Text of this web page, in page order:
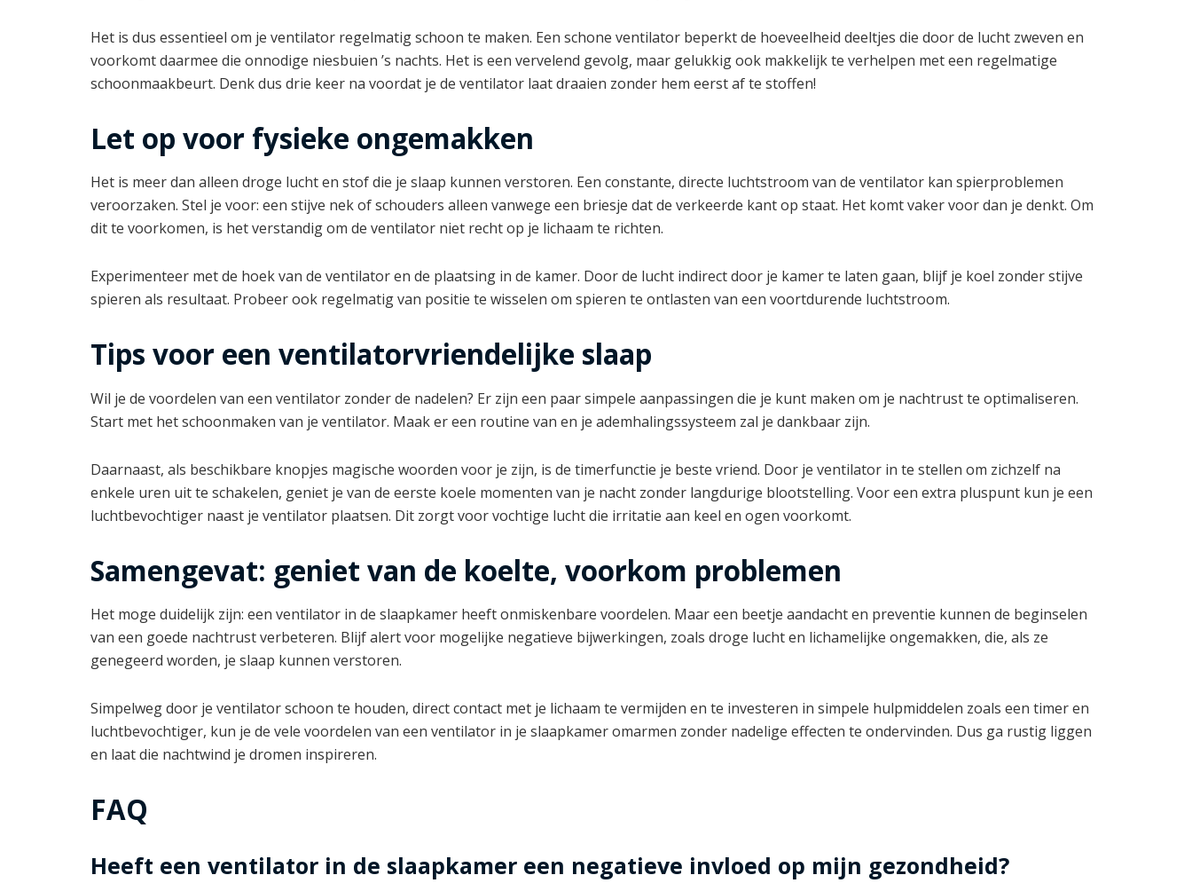
Het is dus essentieel om je ventilator regelmatig schoon te maken. Een schone ventilator beperkt de hoeveelheid deeltjes die door de lucht zweven en
voorkomt daarmee die onnodige niesbuien ’s nachts. Het is een vervelend gevolg, maar gelukkig ook makkelijk te verhelpen met een regelmatige
schoonmaakbeurt. Denk dus drie keer na voordat je de ventilator laat draaien zonder hem eerst af te stoffen!
Let op voor fysieke ongemakken
Het is meer dan alleen droge lucht en stof die je slaap kunnen verstoren. Een constante, directe luchtstroom van de ventilator kan spierproblemen
veroorzaken. Stel je voor: een stijve nek of schouders alleen vanwege een briesje dat de verkeerde kant op staat. Het komt vaker voor dan je denkt. Om
dit te voorkomen, is het verstandig om de ventilator niet recht op je lichaam te richten.
Experimenteer met de hoek van de ventilator en de plaatsing in de kamer. Door de lucht indirect door je kamer te laten gaan, blijf je koel zonder stijve
spieren als resultaat. Probeer ook regelmatig van positie te wisselen om spieren te ontlasten van een voortdurende luchtstroom.
Tips voor een ventilatorvriendelijke slaap
Wil je de voordelen van een ventilator zonder de nadelen? Er zijn een paar simpele aanpassingen die je kunt maken om je nachtrust te optimaliseren.
Start met het schoonmaken van je ventilator. Maak er een routine van en je ademhalingssysteem zal je dankbaar zijn.
Daarnaast, als beschikbare knopjes magische woorden voor je zijn, is de timerfunctie je beste vriend. Door je ventilator in te stellen om zichzelf na
enkele uren uit te schakelen, geniet je van de eerste koele momenten van je nacht zonder langdurige blootstelling. Voor een extra pluspunt kun je een
luchtbevochtiger naast je ventilator plaatsen. Dit zorgt voor vochtige lucht die irritatie aan keel en ogen voorkomt.
Samengevat: geniet van de koelte, voorkom problemen
Het moge duidelijk zijn: een ventilator in de slaapkamer heeft onmiskenbare voordelen. Maar een beetje aandacht en preventie kunnen de beginselen
van een goede nachtrust verbeteren. Blijf alert voor mogelijke negatieve bijwerkingen, zoals droge lucht en lichamelijke ongemakken, die, als ze
genegeerd worden, je slaap kunnen verstoren.
Simpelweg door je ventilator schoon te houden, direct contact met je lichaam te vermijden en te investeren in simpele hulpmiddelen zoals een timer en
luchtbevochtiger, kun je de vele voordelen van een ventilator in je slaapkamer omarmen zonder nadelige effecten te ondervinden. Dus ga rustig liggen
en laat die nachtwind je dromen inspireren.
FAQ
Heeft een ventilator in de slaapkamer een negatieve invloed op mijn gezondheid?